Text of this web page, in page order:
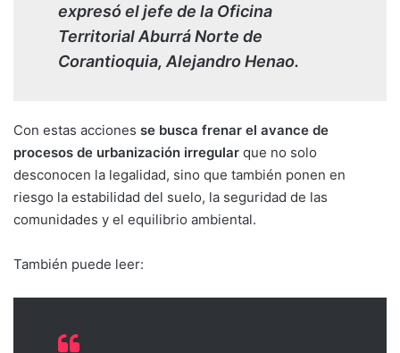
expresó el jefe de la Oficina
Territorial Aburrá Norte de
Corantioquia, Alejandro Henao.
Con estas acciones se busca frenar el avance de
procesos de urbanización irregular que no solo
desconocen la legalidad, sino que también ponen en
riesgo la estabilidad del suelo, la seguridad de las
comunidades y el equilibrio ambiental.
También puede leer: